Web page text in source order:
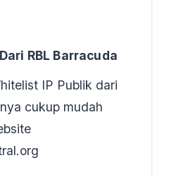
RBL Barracuda
IP Publik dari
cukup mudah